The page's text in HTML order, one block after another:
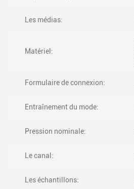
Les médias:
Matériel:
Formulaire de connexion:
Entraînement du mode:
Pression nominale:
Le canal:
Les échantillons: